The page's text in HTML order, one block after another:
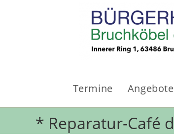
Termine Angebote
* Reparatur-Café